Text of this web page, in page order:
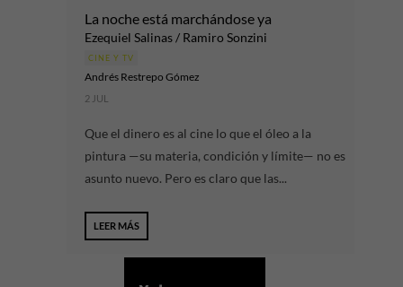
La noche está marchándose ya
Ezequiel Salinas / Ramiro Sonzini
CINE Y TV
Andrés Restrepo Gómez
2 JUL
Que el dinero es al cine lo que el óleo a la
pintura —su materia, condición y límite— no es
asunto nuevo. Pero es claro que las...
LEER MÁS